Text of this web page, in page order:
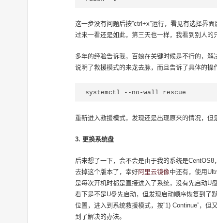
这一步没有问题后按”ctrl+x”运行，看见有选择界
过来一看还是如此，第三天也一样，我看到别人
多年的经验告诉我，百娘在关键时候是不行的，
说明了救援模式的来龙去脉，而且告诉了具体的
systemctl --no-wall rescue
重新进入救援模式，发现还是出现原来的情况，但
3. 更换系统盘
后来想了一下，会不会是由于我的系统是
去掉这个版本了，幸好阿里云镜像中还有，使用
是每次开机时都是直接进入了系统，没有先启动U
看下是不是U盘先启动，但发现启动顺序恢复到了
位置，进入到系统救援模式，按”1) Continue”，
到了解决的办法。